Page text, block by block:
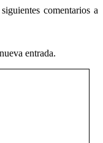
comentarios a
entrada.